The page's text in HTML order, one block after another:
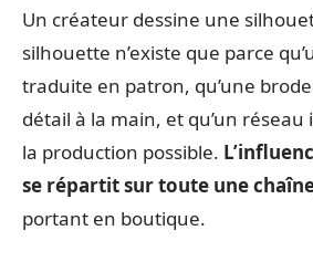
Un créateur dessine une
silhouette n’existe que parce
traduite en patron, qu’une
détail à la main, et qu’un
la production possible.
se répartit sur toute une
portant en boutique.